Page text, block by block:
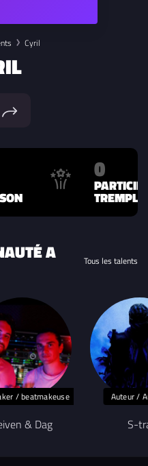
Cyril
0
A Tous les talents
/ beatmakeuse
& Dag
Auteur /
S-